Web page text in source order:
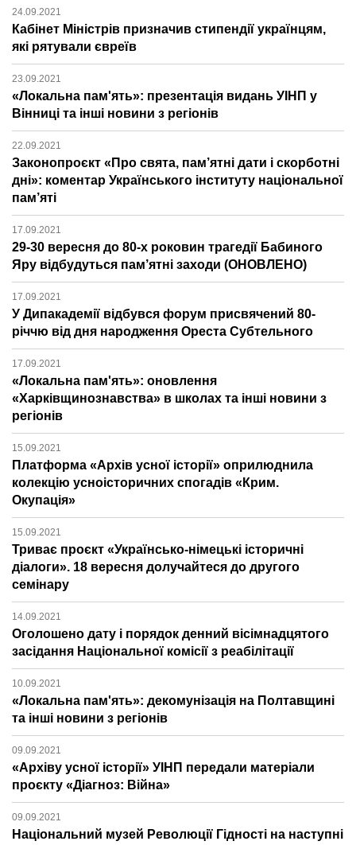
24.09.2021
Кабінет Міністрів призначив стипендії українцям,
які рятували євреїв
23.09.2021
«Локальна пам'ять»: презентація видань УІНП у
Вінниці та інші новини з регіонів
22.09.2021
Законопроєкт «Про свята, пам’ятні дати і скорботні
дні»: коментар Українського інституту національної
пам’яті
17.09.2021
29-30 вересня до 80-х роковин трагедії Бабиного
Яру відбудуться пам’ятні заходи (ОНОВЛЕНО)
17.09.2021
У Дипакадемії відбувся форум присвячений 80-
річчю від дня народження Ореста Субтельного
17.09.2021
«Локальна пам'ять»: оновлення
«Харківщинознавства» в школах та інші новини з
регіонів
15.09.2021
Платформа «Архів усної історії» оприлюднила
колекцію усноісторичних спогадів «Крим.
Окупація»
15.09.2021
Триває проєкт «Українсько-німецькі історичні
діалоги». 18 вересня долучайтеся до другого
семінару
14.09.2021
Оголошено дату і порядок денний вісімнадцятого
засідання Національної комісії з реабілітації
10.09.2021
«Локальна пам'ять»: декомунізація на Полтавщині
та інші новини з регіонів
09.09.2021
«Архіву усної історії» УІНП передали матеріали
проєкту «Діагноз: Війна»
09.09.2021
Національний музей Революції Гідності на наступні